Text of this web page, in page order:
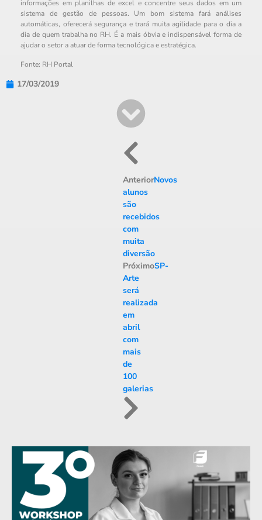
informações em planilhas de excel e concentre seus dados em um
sistema de gestão de pessoas. Um bom sistema fará análises
automáticas, oferecerá segurança e trará muita agilidade para o dia a
dia de quem trabalha no RH. É a mais óbvia e indispensável forma de
ajudar o setor a atuar de forma tecnológica e estratégica.
Fonte: RH Portal
17/03/2019
AnteriorNovos
alunos
são
recebidos
com
muita
diversão
PróximoSP-
Arte
será
realizada
em
abril
com
mais
de
100
galerias